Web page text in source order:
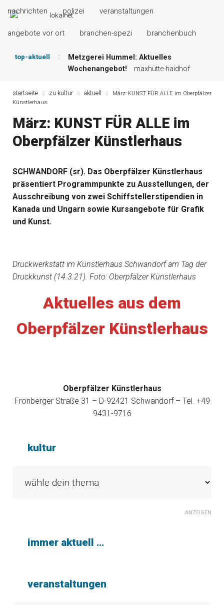
nachrichten polizei veranstaltungen
angebote vor ort branchen-spezi branchenbuch
top-aktuell
Metzgerei Hummel: Aktuelles
Wochenangebot!
maxhütte-haidhof
Grillspezialitäten u.v.m.!
kallmünz
burglengenfeld
Der „deutsche Michel“ muss nun
zahlen! kommentare & serien &
Angebot … maxhütte-haidhof
Nutzen Sie aktuelle Angebote Ihrer
Region! angebote vor ort | anzeige
startseite zu kultur aktuell
März: KUNST FÜR ALLE im Oberpfälzer
Künstlerhaus
März: KUNST FÜR ALLE im
Oberpfälzer Künstlerhaus
SCHWANDORF (sr). Das Oberpfälzer Künstlerhaus
präsentiert Programmpunkte zu Ausstellungen, der
Ausschreibung von zwei Schiffstellerstipendien in
Kanada und Ungarn sowie Kursangebote für Grafik
und Kunst.
Druckwerkstatt im Künstlerhaus Schwandorf am Tag der
Druckkunst (14.3.21). Foto: Oberpfälzer Künstlerhaus
Aktuelles aus dem
Oberpfälzer Künstlerhaus
Oberpfälzer Künstlerhaus
Fronberger Straße 31 – D-92421 Schwandorf – Tel. +49
9431-9716
kultur
ANZEIGEN
immer aktuell …
veranstaltungen